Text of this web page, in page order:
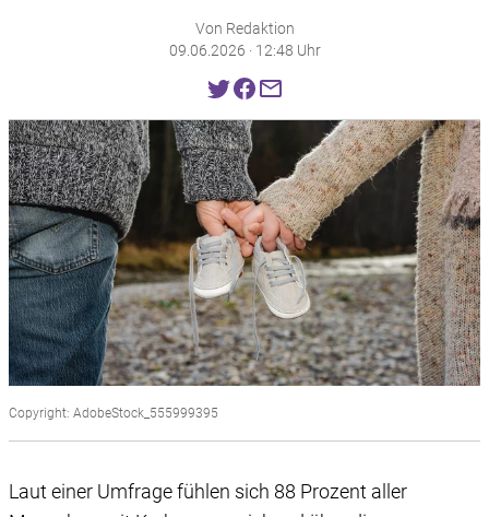
Von Redaktion
09.06.2026 · 12:48 Uhr
Copyright: AdobeStock_555999395
Laut einer Umfrage fühlen sich 88 Prozent aller